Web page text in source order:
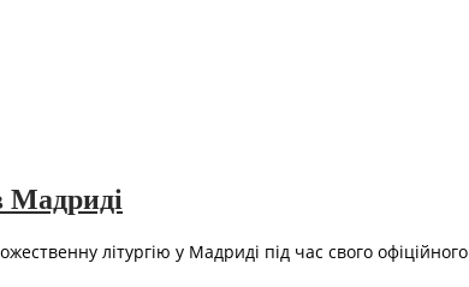
Мадриді
літургію у Мадриді під час свого офіційного